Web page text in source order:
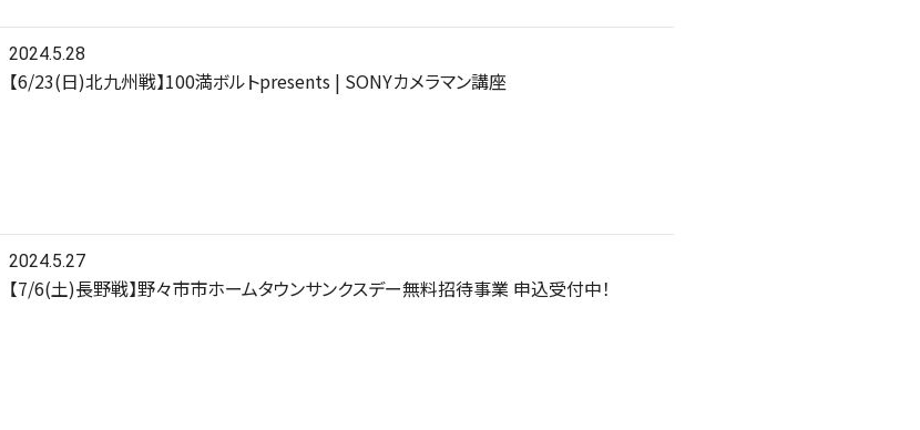
2024.5.28
【6/23(日)北九州戦】100満ボルトpresents | SONYカメラマン講座
2024.5.27
【7/6(土)長野戦】野々市市ホームタウンサンクスデー無料招待事業 申込受付中！